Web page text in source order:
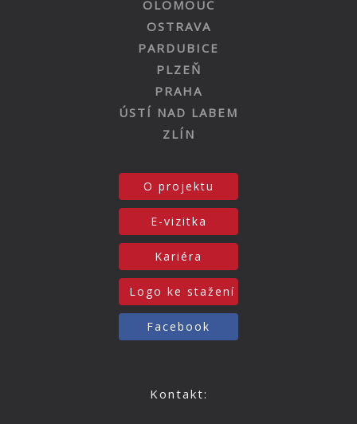
OLOMOUC
OSTRAVA
PARDUBICE
PLZEŇ
PRAHA
ÚSTÍ NAD LABEM
ZLÍN
O projektu
E-vizitka
Kariéra
Logo ke stažení
Facebook
Kontakt: